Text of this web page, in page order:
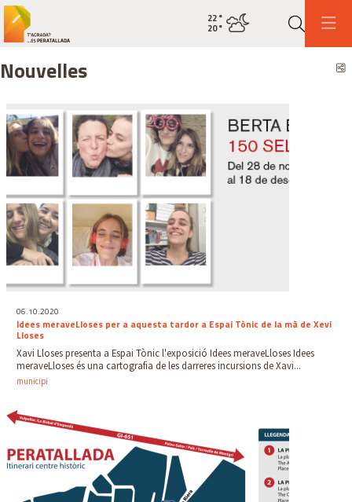
État actuel de la météo couvert
22°
20°
Nouvelles
06.10.2020
Idees meraveLloses per a aquesta tardor a Espai Tònic de la mà de Xevi
Lloses
Xavi Lloses presenta a Espai Tònic l'exposició Idees meraveLloses Idees
meraveLloses és una cartografia de les darreres incursions de Xavi...
municipi